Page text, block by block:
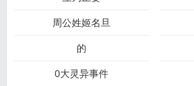
周公姓姬名旦
的
0大灵异事件